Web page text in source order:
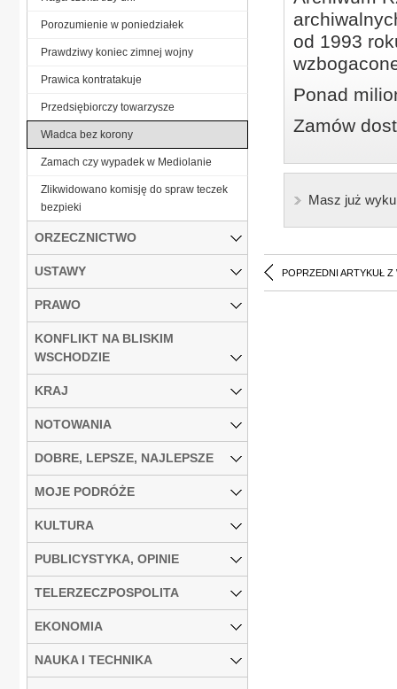
od 1993
Ponad
Zamów
Masz już
POPRZEDNI ARTYKUŁ Z
Porozumienie w poniedziałek
Prawdziwy koniec zimnej wojny
Prawica kontratakuje
Przedsiębiorczy towarzysze
Władca bez korony
Zamach czy wypadek w Mediolanie
Zlikwidowano komisję do spraw teczek
bezpieki
ORZECZNICTWO
USTAWY
PRAWO
KONFLIKT NA BLISKIM
WSCHODZIE
KRAJ
NOTOWANIA
DOBRE, LEPSZE, NAJLEPSZE
MOJE PODRÓŻE
KULTURA
PUBLICYSTYKA, OPINIE
TELERZECZPOSPOLITA
EKONOMIA
NAUKA I TECHNIKA